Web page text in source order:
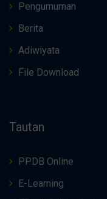
Pengumuman
Berita
Adiwiyata
File Download
Tautan
PPDB Online
E-Learning